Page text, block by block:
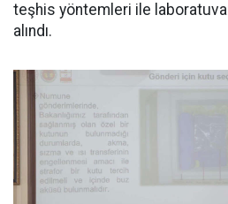
teşhis yöntemleri ile
alındı.